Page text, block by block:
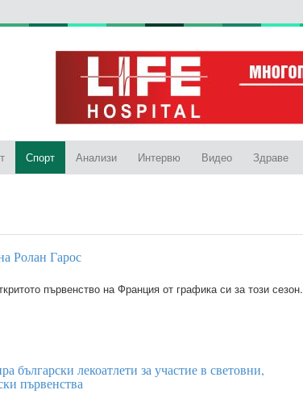
Спорт Анализи Интервю Видео Здраве
Ролан Гарос
първенство на Франция от графика си за този сезон.
български лекоатлети за участие в световни,
първенства